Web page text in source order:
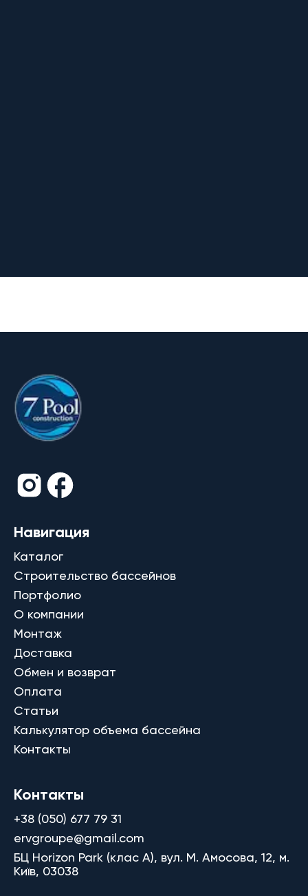
Навигация
Каталог
Строительство бассейнов
Портфолио
О компании
Монтаж
Доставка
Обмен и возврат
Оплата
Статьи
Калькулятор объема бассейна
Контакты
Контакты
+38 (050) 677 79 31
ervgroupe@gmail.com
БЦ Horizon Park (клас A), вул. М. Амосова, 12, м.
Київ, 03038